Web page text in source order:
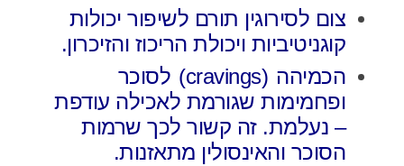
צום לסירוגין תורם לשיפור יכולות
קוגניטיביות ויכולת הריכוז והזיכרון.
הכמיהה (cravings)
לסוכר
ופחמימות שגורמת לאכילה עודפת
– נעלמת. זה קשור לכך שרמות
הסוכר והאינסולין מתאזנות.